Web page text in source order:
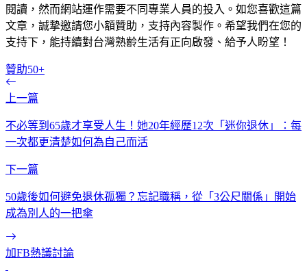
閱讀，然而網站運作需要不同專業人員的投入。如您喜歡這篇
文章，誠摯邀請您小額贊助，支持內容製作。希望我們在您的
支持下，能持續對台灣熟齡生活有正向啟發、給予人盼望！
贊助50+
上一篇
不必等到65歲才享受人生！她20年經歷12次「迷你退休」：每
一次都更清楚如何為自己而活
下一篇
50歲後如何避免退休孤獨？忘記職稱，從「3公尺關係」開始
成為別人的一把傘
加FB熱議討論